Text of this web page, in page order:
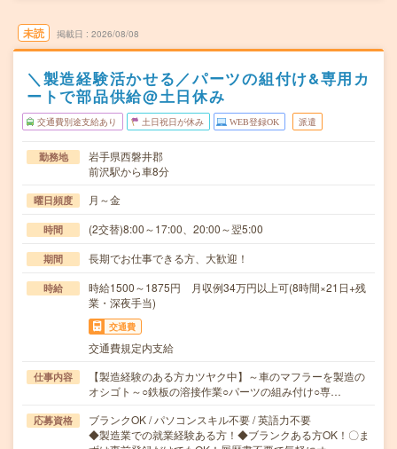
未読 掲載日 2026/08/08
＼製造経験活かせる／パーツの組付け&専用カ
ートで部品供給@土日休み
交通費別途支給あり 土日祝日が休み WEB登録OK 派遣
勤務地
岩手県西磐井郡
前沢駅から車8分
曜日頻度 月～金
時間 (2交替)8:00～17:00、20:00～翌5:00
期間 長期でお仕事できる方、大歓迎！
時給
時給1500～1875円 月収例34万円以上可(8時間×21日+残
業・深夜手当)
交通費
交通費規定内支給
仕事内容
【製造経験のある方カツヤク中】～車のマフラーを製造の
オシゴト～○鉄板の溶接作業○パーツの組み付け○専…
応募資格
ブランクOK / パソコンスキル不要 / 英語力不要
◆製造業での就業経験ある方！◆ブランクある方OK！〇ま